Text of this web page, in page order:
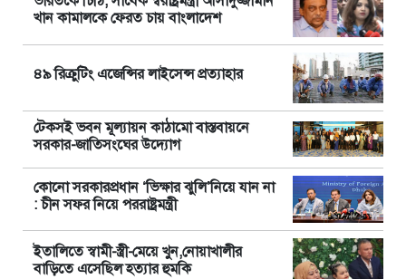
খান কামালকে ফেরত চায় বাংলাদেশ
৪৯ রিক্রুটিং এজেন্সির লাইসেন্স প্রত্যাহার
টেকসই ভবন মূল্যায়ন কাঠামো বাস্তবায়নে
সরকার-জাতিসংঘের উদ্যোগ
কোনো সরকারপ্রধান ‘ভিক্ষার ঝুলি’নিয়ে যান না
: চীন সফর নিয়ে পররাষ্ট্রমন্ত্রী
ইতালিতে স্বামী-স্ত্রী-মেয়ে খুন,নোয়াখালীর
বাড়িতে এসেছিল হত্যার হুমকি